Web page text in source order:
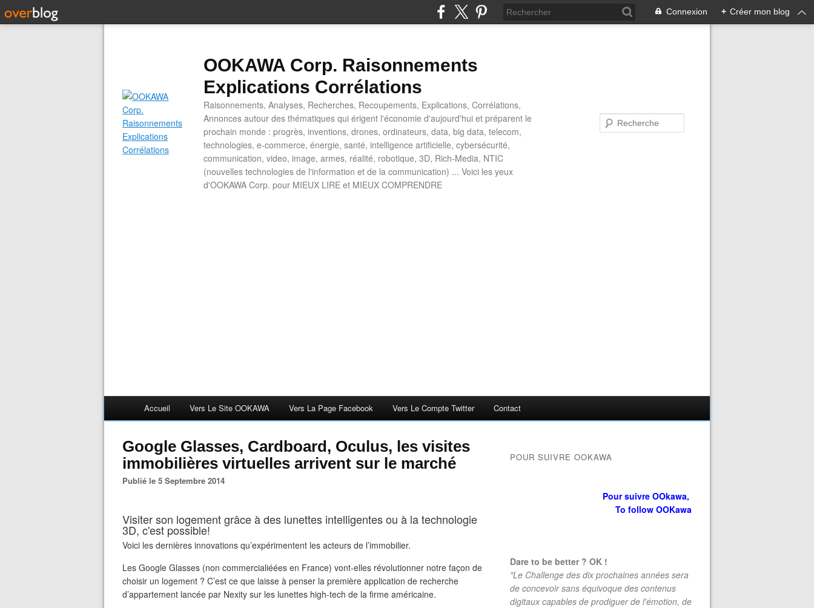
Connexion + Créer mon blog
OOKAWA Corp. Raisonnements
Explications Corrélations
Raisonnements, Analyses, Recherches, Recoupements, Explications, Corrélations,
Annonces autour des thématiques qui érigent l'économie d'aujourd'hui et préparent le
prochain monde : progrès, inventions, drones, ordinateurs, data, big data, telecom,
technologies, e-commerce, énergie, santé, intelligence artificielle, cybersécurité,
communication, video, image, armes, réalité, robotique, 3D, Rich-Media, NTIC
(nouvelles technologies de l'information et de la communication) ... Voici les yeux
d'OOKAWA Corp. pour MIEUX LIRE et MIEUX COMPRENDRE
Accueil Vers Le Site OOKAWA Vers La Page Facebook Vers Le Compte Twitter Contact
Google Glasses, Cardboard, Oculus, les visites
immobilières virtuelles arrivent sur le marché
Publié le 5 Septembre 2014
Visiter son logement grâce à des lunettes intelligentes ou à la technologie
3D, c'est possible!
Voici les dernières innovations qu’expérimentent les acteurs de l’immobilier.
Les Google Glasses (non commercialiéées en France) vont-elles révolutionner notre façon de
choisir un logement ? C’est ce que laisse à penser la première application de recherche
d’appartement lancée par Nexity sur les lunettes high-tech de la firme américaine.
POUR SUIVRE OOKAWA
Pour suivre OOkawa,
To follow OOKawa
Dare to be better ? OK !
"Le Challenge des dix prochaines années sera
de concevoir sans équivoque des contenus
digitaux capables de prodiguer de l'émotion, de